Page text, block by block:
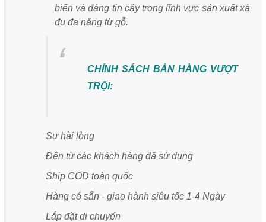
biến và đáng tin cậy trong lĩnh vực sản xuất xà
đu đa năng từ gỗ.
CHÍNH SÁCH BÁN HÀNG VƯỢT
TRỘI:
Sự hài lòng
Đến từ các khách hàng đã sử dụng
Ship COD toàn quốc
Hàng có sẵn - giao hành siêu tốc 1-4 Ngày
Lắp đặt di chuyển